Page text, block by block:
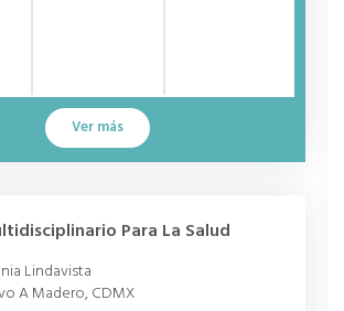
Ver más
Para La Salud
Lindavista
A Madero, CDMX